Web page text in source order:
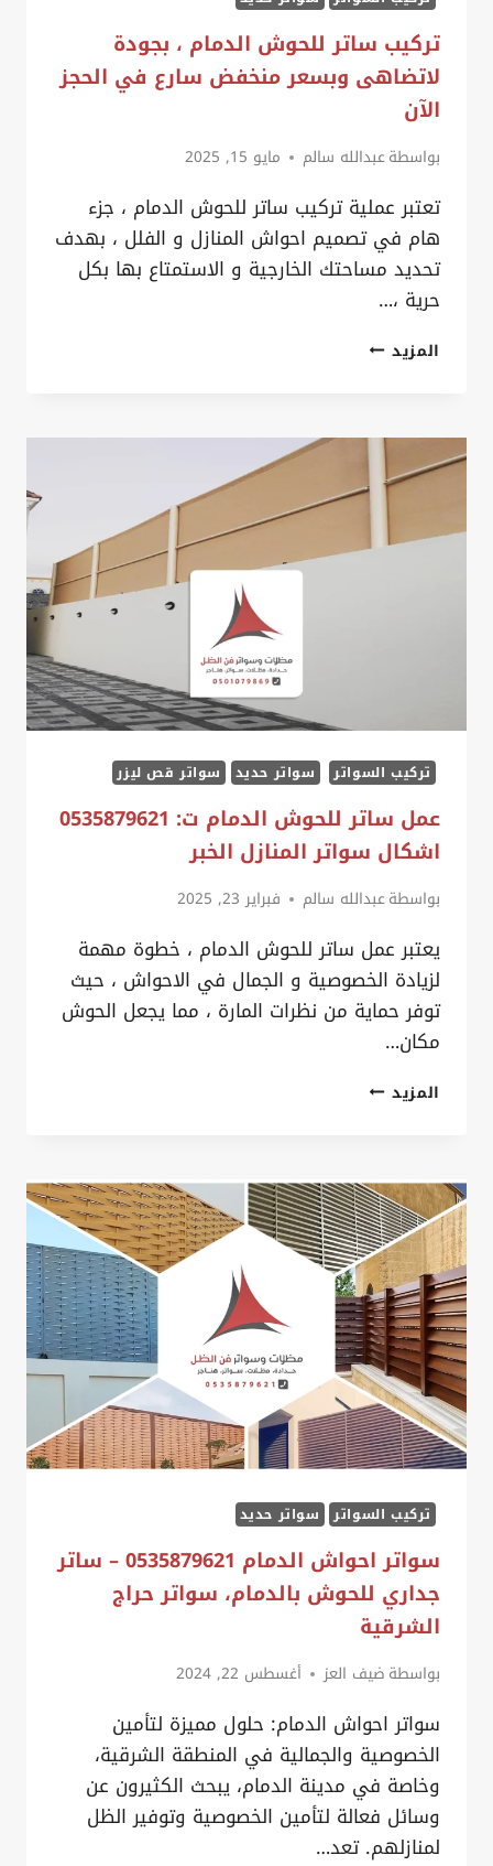
تركيب ساتر للحوش الدمام ، بجودة
لاتضاهى وبسعر منخفض سارع في الحجز
الآن
بواسطةعبدالله سالم مايو 15, 2025
تعتبر عملية تركيب ساتر للحوش الدمام ، جزء
هام في تصميم احواش المنازل و الفلل ، بهدف
تحديد مساحتك الخارجية و الاستمتاع بها بكل
حرية ،…
المزيدتركيب
الدمام
،
بجودة
لاتضاهى
وبسعر
تركيب السواتر سواتر حديد سواتر قص ليزر
عمل ساتر للحوش الدمام ت: 0535879621
اشكال سواتر المنازل الخبر
بواسطةعبدالله سالم فبراير 23, 2025
يعتبر عمل ساتر للحوش الدمام ، خطوة مهمة
لزيادة الخصوصية و الجمال في الاحواش ، حيث
توفر حماية من نظرات المارة ، مما يجعل الحوش
مكان…
المزيدعمل
الدمام
ت:
0535879621
اشكال
سواتر
المنازل
الخبر
تركيب السواتر سواتر حديد
سواتر احواش الدمام 0535879621 – ساتر
جداري للحوش بالدمام، سواتر حراج
الشرقية
بواسطة ضيف العز أغسطس 22, 2024
سواتر احواش الدمام: حلول مميزة لتأمين
الخصوصية والجمالية في المنطقة الشرقية،
وخاصة في مدينة الدمام، يبحث الكثيرون عن
وسائل فعالة لتأمين الخصوصية وتوفير الظل
لمنازلهم. تعد…